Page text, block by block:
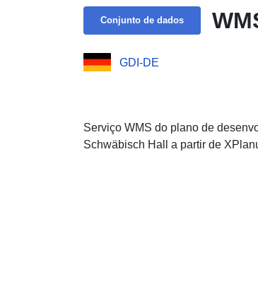
Conjunto de dados
GDI-DE
Serviço WMS do plano de
Schwäbisch Hall a partir de